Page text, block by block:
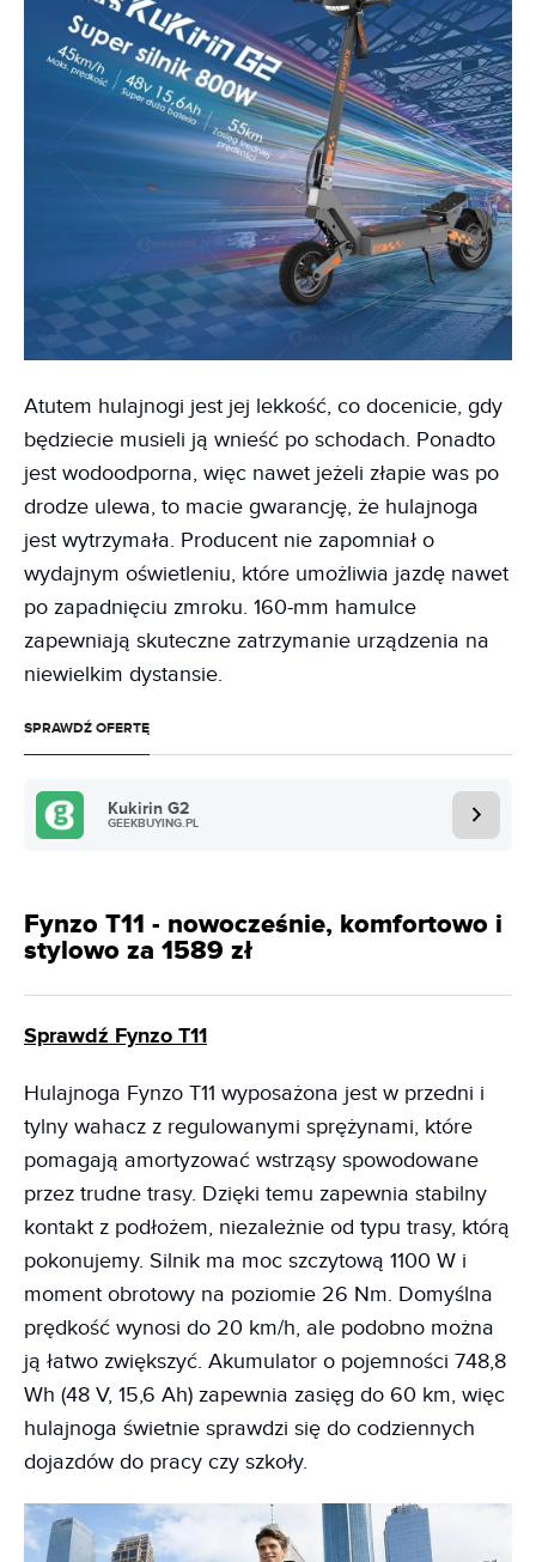
Atutem hulajnogi jest jej lekkość, co docenicie, gdy
będziecie musieli ją wnieść po schodach. Ponadto
jest wodoodporna, więc nawet jeżeli złapie was po
drodze ulewa, to macie gwarancję, że hulajnoga
jest wytrzymała. Producent nie zapomniał o
wydajnym oświetleniu, które umożliwia jazdę nawet
po zapadnięciu zmroku. 160-mm hamulce
zapewniają skuteczne zatrzymanie urządzenia na
niewielkim dystansie.
SPRAWDŹ OFERTĘ
Kukirin G2
GEEKBUYING.PL
Fynzo T11 - nowocześnie, komfortowo i
stylowo za 1589 zł
Sprawdź Fynzo T11
Hulajnoga Fynzo T11 wyposażona jest w przedni i
tylny wahacz z regulowanymi sprężynami, które
pomagają amortyzować wstrząsy spowodowane
przez trudne trasy. Dzięki temu zapewnia stabilny
kontakt z podłożem, niezależnie od typu trasy, którą
pokonujemy. Silnik ma moc szczytową 1100 W i
moment obrotowy na poziomie 26 Nm. Domyślna
prędkość wynosi do 20 km/h, ale podobno można
ją łatwo zwiększyć. Akumulator o pojemności 748,8
Wh (48 V, 15,6 Ah) zapewnia zasięg do 60 km, więc
hulajnoga świetnie sprawdzi się do codziennych
dojazdów do pracy czy szkoły.